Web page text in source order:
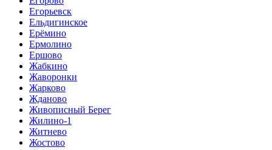
Егорьевск
Ельдигинское
Ерёмино
Ермолино
Ершово
Жабкино
Жаворонки
Жарково
Жданово
Живописный Берег
Жилино-1
Житнево
Жостово